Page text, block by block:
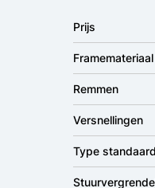
Prijs
Framemateriaal
Remmen
Versnellingen
Type standaard